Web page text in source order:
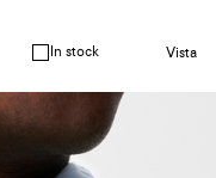
In stock Vista